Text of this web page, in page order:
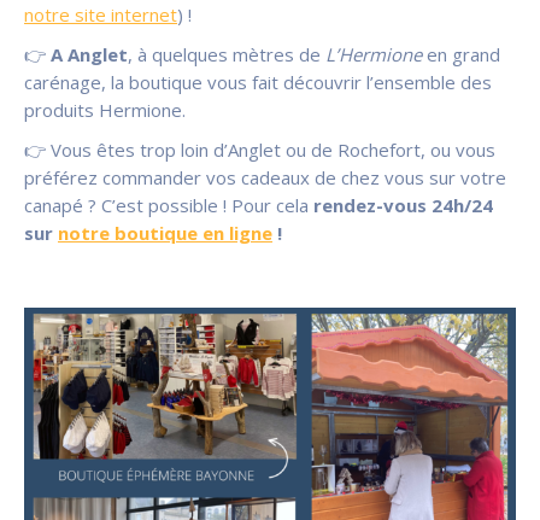
notre site internet) !
👉 A Anglet, à quelques mètres de L’Hermioneen grand
carénage, la boutique vous fait découvrir l’ensemble des
produits Hermione.
👉 Vous êtes trop loin d’Anglet ou de Rochefort, ou vous
préférez commander vos cadeaux de chez vous sur votre
canapé ? C’est possible ! Pour cela rendez-vous 24h/24
sur notre boutique en ligne !